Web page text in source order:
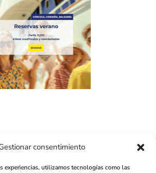
consentimiento
experiencias, utilizamos tecnologías como las
411K 13K